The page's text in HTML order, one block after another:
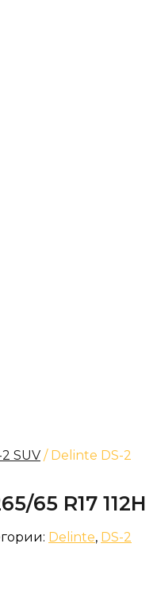
SUV / Delinte DS-2
65 R17 112H
Delinte, DS-2